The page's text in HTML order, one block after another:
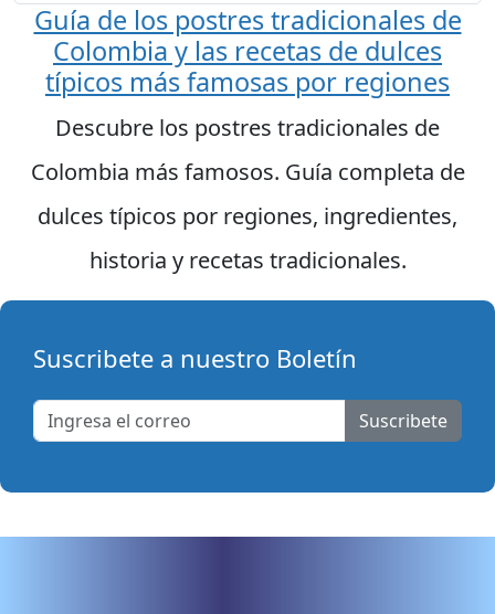
Guía de los postres tradicionales de
Colombia y las recetas de dulces
típicos más famosas por regiones
Descubre los postres tradicionales de
Colombia más famosos. Guía completa de
dulces típicos por regiones, ingredientes,
historia y recetas tradicionales.
Suscribete a nuestro Boletín
Suscribete